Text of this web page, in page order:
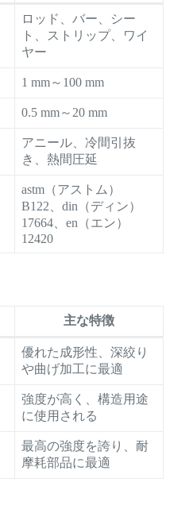
ロッド、バー、シー
ト、ストリップ、ワイ
ヤー
1 mm～100 mm
0.5 mm～20 mm
アニール、冷間引抜
き、熱間圧延
astm（アストム）
B122、din（ディン）
17664、en（エン）
12420
主な特徴
優れた成形性、深絞り
や曲げ加工に最適
強度が高く、構造用途
に使用される
最高の強度を誇り、耐
摩耗部品に最適